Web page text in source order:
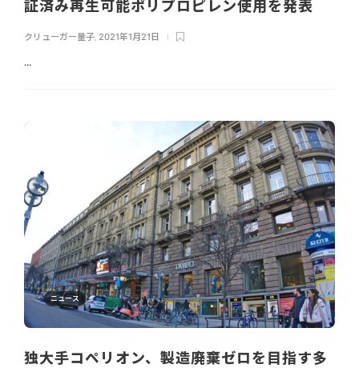
証済み再生可能ポリプロピレン使用を発表
クリューガー量子 2021年1月21日
...
ニュース
独大手コペリオン、製造廃棄ゼロを目指す多